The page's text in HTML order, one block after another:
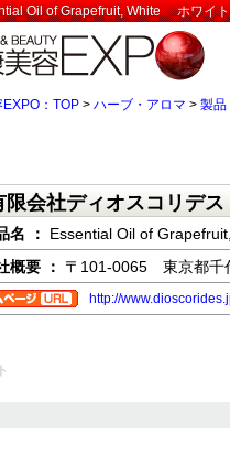
Oil of Grapefruit, White ホワイト
：TOP > ハーブ・アロマ > 製品
限会社ディオスコリデス
名 ： Essential Oil of
概要 ： 〒101-0065 東京都千
http://